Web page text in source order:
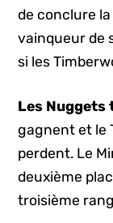
de conclure
vainqueur de
si les
Les Nuggets
gagnent et le
perdent. Le
deuxième
troisième